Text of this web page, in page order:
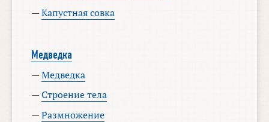
—Капустная совка
Медведка
—Медведка
—Строение тела
—Размножение